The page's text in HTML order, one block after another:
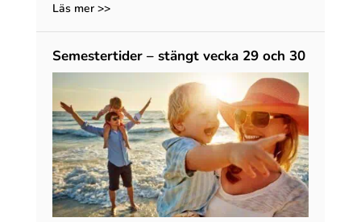
Läs mer >>
Semestertider – stängt vecka 29 och 30